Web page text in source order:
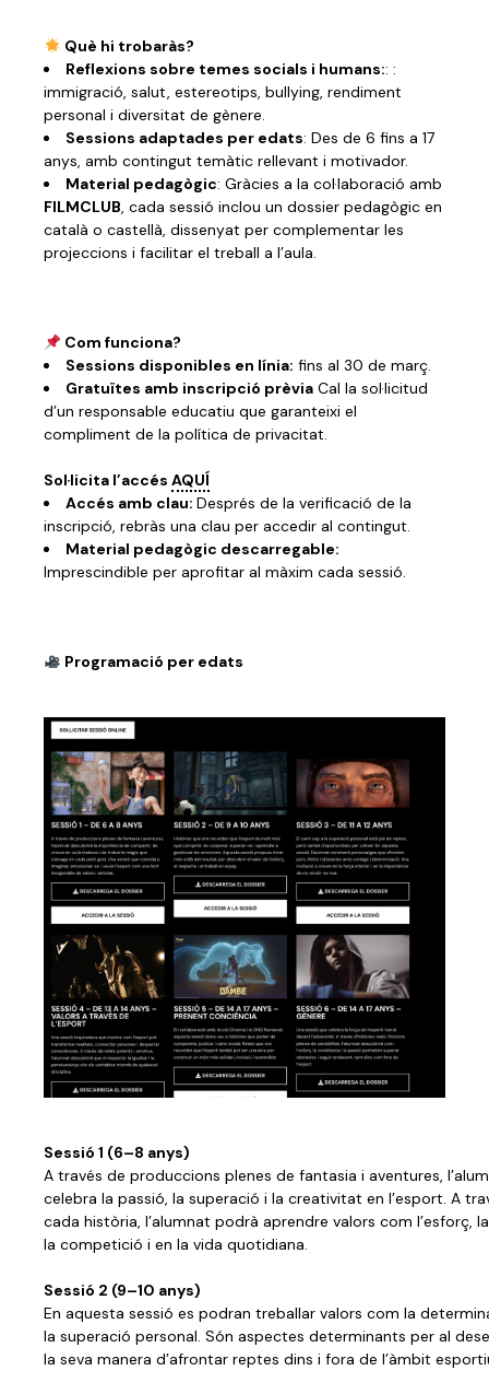
Què hi trobaràs?
Reflexions sobre temes socials i humans:: :
immigració, salut, estereotips, bullying, rendiment
personal i diversitat de gènere.
Sessions adaptades per edats: Des de 6 fins a 17
anys, amb contingut temàtic rellevant i motivador.
Material pedagògic: Gràcies a la col·laboració amb
FILMCLUB, cada sessió inclou un dossier pedagògic en
català o castellà, dissenyat per complementar les
projeccions i facilitar el treball a l’aula.
Com funciona?
Sessions disponibles en línia: fins al 30 de març.
Gratuïtes amb inscripció prèvia Cal la sol·licitud
d’un responsable educatiu que garanteixi el
compliment de la política de privacitat.
Sol·licita l’accés AQUÍ
Accés amb clau: Després de la verificació de la
inscripció, rebràs una clau per accedir al contingut.
Material pedagògic descarregable:
Imprescindible per aprofitar al màxim cada sessió.
Programació per edats
Sessió 1 (6–8 anys)
A través de produccions plenes de fantasia i aventures,
celebra la passió, la superació i la creativitat en l’esport. A
cada història, l’alumnat podrà aprendre valors com l’esforç,
la competició i en la vida quotidiana.
Sessió 2 (9–10 anys)
En aquesta sessió es podran treballar valors com la
la superació personal. Són aspectes determinants per al
la seva manera d’afrontar reptes dins i fora de l’àmbit